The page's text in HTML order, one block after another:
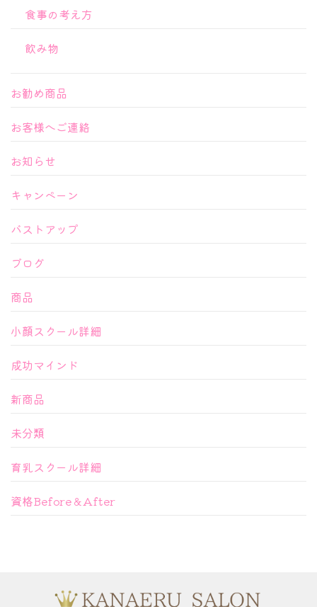
食事の考え方
飲み物
お勧め商品
お客様へご連絡
お知らせ
キャンペーン
バストアップ
ブログ
商品
小顔スクール詳細
成功マインド
新商品
未分類
育乳スクール詳細
資格Before＆After